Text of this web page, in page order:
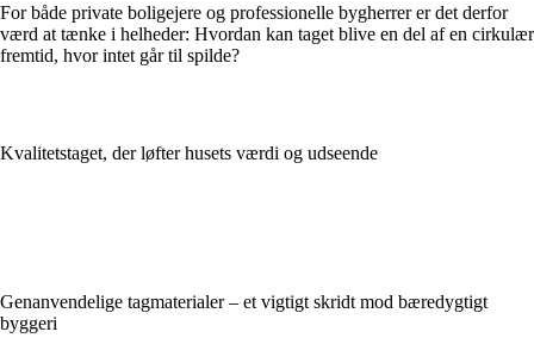
For både private boligejere og professionelle bygherrer er det derfor
værd at tænke i helheder: Hvordan kan taget blive en del af en cirkulær
fremtid, hvor intet går til spilde?
Kvalitetstaget, der løfter husets værdi og udseende
Genanvendelige tagmaterialer – et vigtigt skridt mod bæredygtigt
byggeri